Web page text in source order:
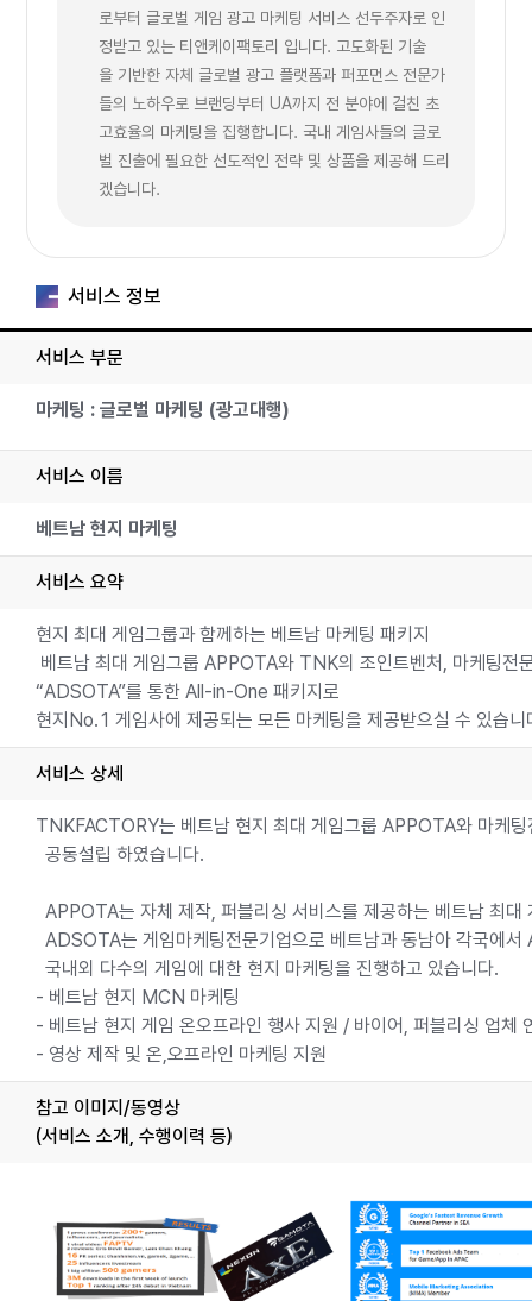
로부터 글로벌 게임 광고 마케팅 서비스 선두주자로 인
정받고 있는 티앤케이팩토리 입니다. 고도화된 기술
을 기반한 자체 글로벌 광고 플랫폼과 퍼포먼스 전문가
들의 노하우로 브랜딩부터 UA까지 전 분야에 걸친 초
고효율의 마케팅을 집행합니다. 국내 게임사들의 글로
벌 진출에 필요한 선도적인 전략 및 상품을 제공해 드리
겠습니다.
서비스 정보
서비스 부문
마케팅 : 글로벌 마케팅 (광고대행)
서비스 이름
베트남 현지 마케팅
서비스 요약
현지 최대 게임그룹과 함께하는 베트남 마케팅 패키지
베트남 최대 게임그룹 APPOTA와 TNK의 조인트벤처, 마케팅전
“ADSOTA”를 통한 All-in-One 패키지로
현지No.1 게임사에 제공되는 모든 마케팅을 제공받으실 수 있습니
서비스 상세
TNKFACTORY는 베트남 현지 최대 게임그룹 APPOTA와 마케
공동설립 하였습니다.
APPOTA는 자체 제작, 퍼블리싱 서비스를 제공하는 베트남 최대
ADSOTA는 게임마케팅전문기업으로 베트남과 동남아 각국에
국내외 다수의 게임에 대한 현지 마케팅을 진행하고 있습니다.
- 베트남 현지 MCN 마케팅
- 베트남 현지 게임 온오프라인 행사 지원 / 바이어, 퍼블리싱 업체
- 영상 제작 및 온,오프라인 마케팅 지원
참고 이미지/동영상
(서비스 소개, 수행이력 등)